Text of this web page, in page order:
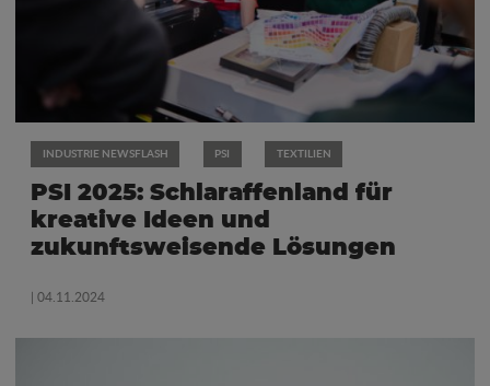
INDUSTRIE NEWSFLASH PSI TEXTILIEN
PSI 2025: Schlaraffenland für
kreative Ideen und
zukunftsweisende Lösungen
| 04.11.2024